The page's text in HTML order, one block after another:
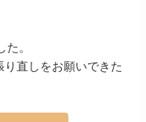
。
直しをお願いできた